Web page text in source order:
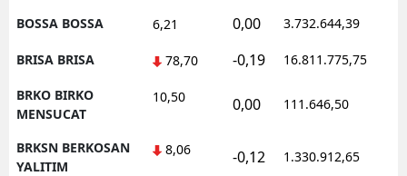
BOSSA BOSSA 6,21 0,00 3.732.644,39
BRISA BRISA 78,70 -0,19 16.811.775,75
BRKO BIRKO
MENSUCAT
10,50 0,00 111.646,50
BRKSN BERKOSAN
YALITIM
8,06 -0,12 1.330.912,65